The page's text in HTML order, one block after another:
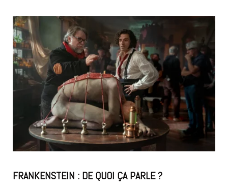
FRANKENSTEIN : DE QUOI ÇA PARLE ?